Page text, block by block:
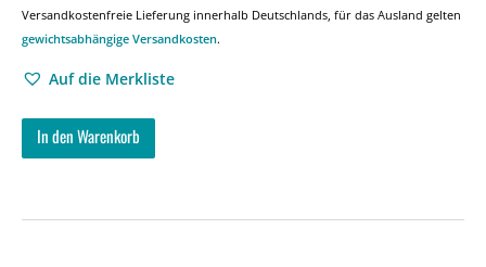
Versandkostenfreie Lieferung innerhalb Deutschlands, für das Ausland gelten
gewichtsabhängige Versandkosten.
Auf die Merkliste
In den Warenkorb